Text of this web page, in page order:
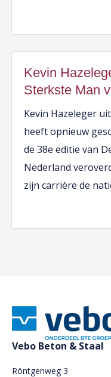
Kevin
Sterkste Man
Kevin Hazeleger
heeft opnieuw
de 38e editie van
Nederland
zijn carrière de
Vebo Beton & Staal
Röntgenweg 3